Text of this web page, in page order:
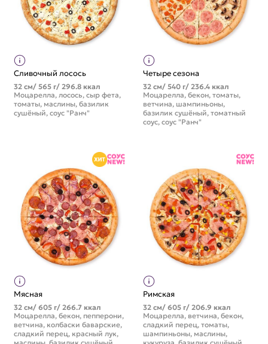
Сливочный лосось
32 см/ 565 г/ 296.8 ккал
Моцарелла, лосось, сыр фета,
томаты, маслины, базилик
сушёный, соус "Ранч"
Четыре сезона
32 см/ 540 г/ 236.4 ккал
Моцарелла, бекон, томаты,
ветчина, шампиньоны,
базилик сушёный, томатный
соус, соус "Ранч"
Мясная
32 см/ 605 г/ 266.7 ккал
Моцарелла, бекон, пепперони,
ветчина, колбаски баварские,
сладкий перец, красный лук,
Римская
32 см/ 605 г/ 206.9 ккал
Моцарелла, ветчина, бекон,
сладкий перец, томаты,
шампиньоны, маслины,